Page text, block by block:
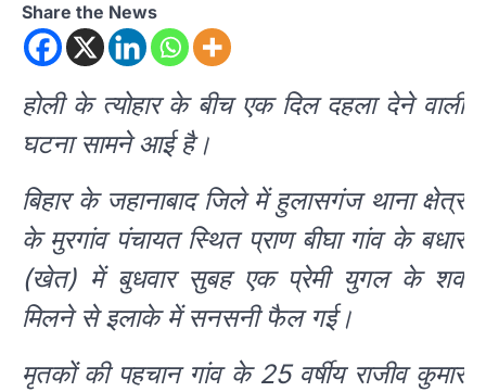
Share the News
होली के त्योहार के बीच एक दिल दहला देने वाली
घटना सामने आई है।
बिहार के जहानाबाद जिले में हुलासगंज थाना क्षेत्र
के मुरगांव पंचायत स्थित प्राण बीघा गांव के बधार
(खेत) में बुधवार सुबह एक प्रेमी युगल के शव
मिलने से इलाके में सनसनी फैल गई।
मृतकों की पहचान गांव के 25 वर्षीय राजीव कुमार